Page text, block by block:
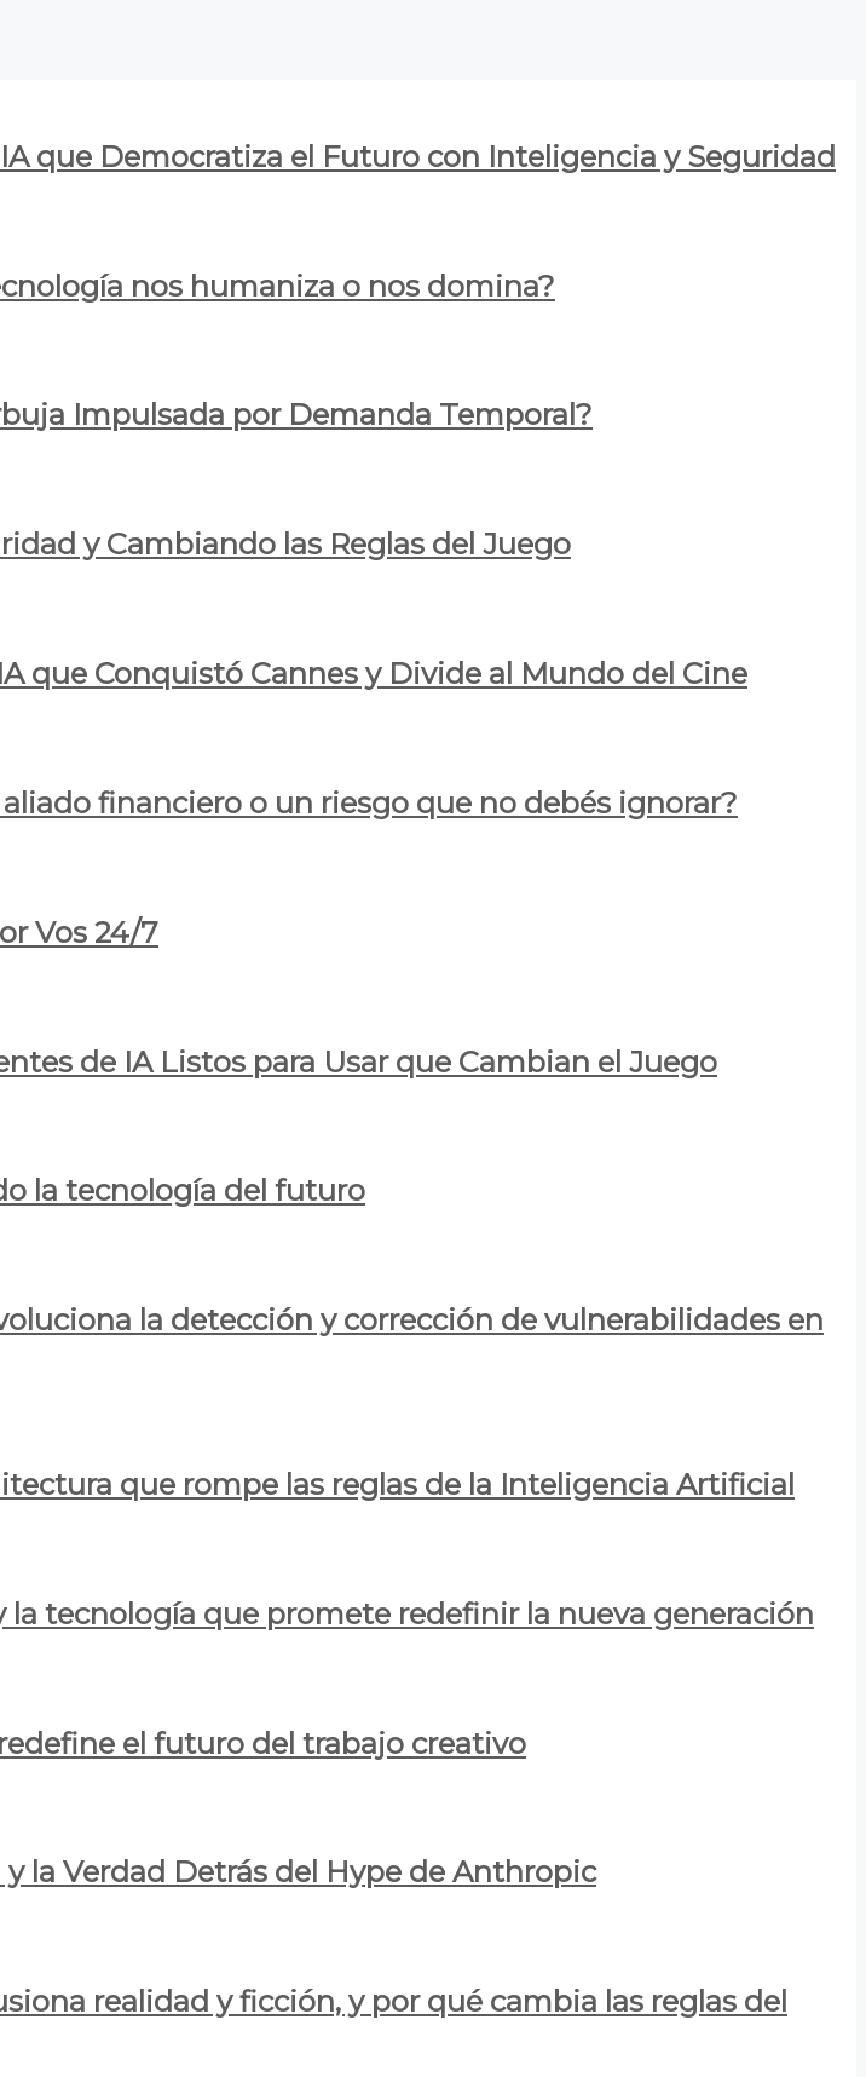
que Democratiza el Futuro con Inteligencia y Seguridad
nos humaniza o nos domina?
Impulsada por Demanda Temporal?
y Cambiando las Reglas del Juego
que Conquistó Cannes y Divide al Mundo del Cine
financiero o un riesgo que no debés ignorar?
Vos 24/7
de IA Listos para Usar que Cambian el Juego
la tecnología del futuro
la detección y corrección de vulnerabilidades en
que rompe las reglas de la Inteligencia Artificial
tecnología que promete redefinir la nueva generación
el futuro del trabajo creativo
la Verdad Detrás del Hype de Anthropic
realidad y ficción, y por qué cambia las reglas del